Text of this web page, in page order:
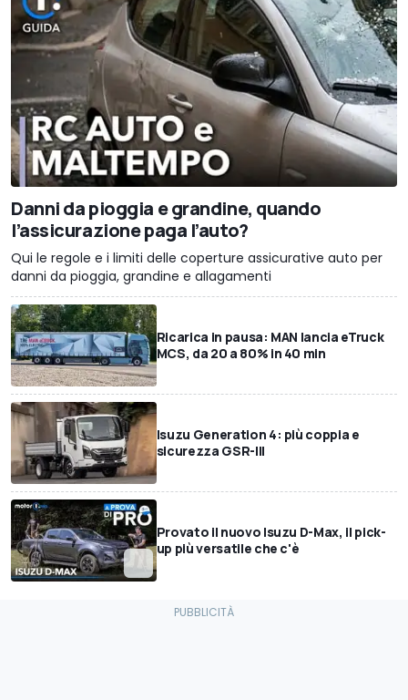
Danni da pioggia e grandine, quando
l’assicurazione paga l’auto?
Qui le regole e i limiti delle coperture assicurative auto per
danni da pioggia, grandine e allagamenti
Ricarica in pausa: MAN lancia eTruck
MCS, da 20 a 80% in 40 min
Isuzu Generation 4: più coppia e
sicurezza GSR-III
Provato il nuovo Isuzu D-Max, il pick-
up più versatile che c'è